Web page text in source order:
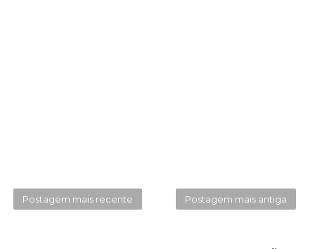
Postagem mais recente Postagem mais antiga